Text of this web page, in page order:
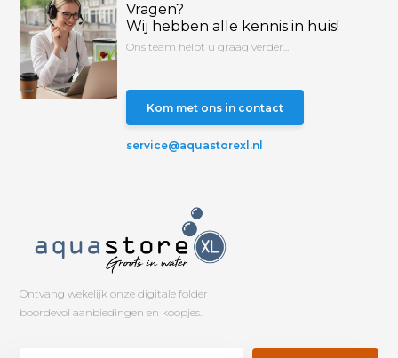
Vragen?
Wij hebben alle kennis in huis!
Ons team helpt u graag verder...
Kom met ons in contact
service@aquastorexl.nl
Ontvang wekelijk onze digitale folder
boordevol aanbiedingen en koopjes.